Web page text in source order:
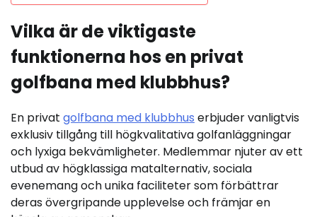
Vilka är de viktigaste
funktionerna hos en privat
golfbana med klubbhus?
En privat golfbana med klubbhus erbjuder vanligtvis
exklusiv tillgång till högkvalitativa golfanläggningar
och lyxiga bekvämligheter. Medlemmar njuter av ett
utbud av högklassiga matalternativ, sociala
evenemang och unika faciliteter som förbättrar
deras övergripande upplevelse och främjar en